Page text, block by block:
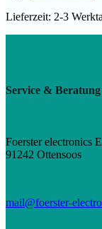
Lieferzeit: 2-3
Service & Beratung
Foerster electronics
91242 Ottensoos
mail@foerster-